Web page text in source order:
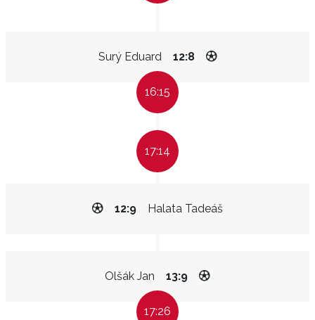
Surý Eduard 12:8
16:15
17:14
Halata Tadeáš
12:9
Olšák Jan 13:9
17:26